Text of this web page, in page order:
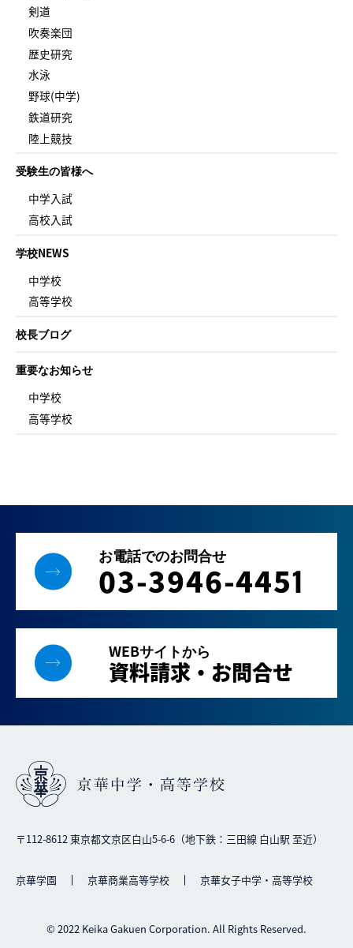
剣道
吹奏楽団
歴史研究
水泳
野球(中学)
鉄道研究
陸上競技
受験生の皆様へ
中学入試
高校入試
学校NEWS
中学校
高等学校
校長ブログ
重要なお知らせ
中学校
高等学校
お電話でのお問合せ
03-3946-4451
WEBサイトから
資料請求・お問合せ
〒112-8612 東京都文京区白山5-6-6（地下鉄：三田線 白山駅 至近）
京華学園 京華商業高等学校 京華女子中学・高等学校
© 2022 Keika Gakuen Corporation. All Rights Reserved.